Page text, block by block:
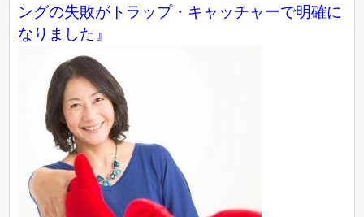
ングの失敗がトラップ・キャッチャーで明確に
なりました』